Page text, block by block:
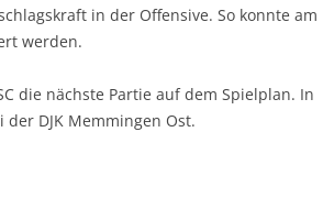
in der Offensive. So konnte am
werden.
die nächste Partie auf dem Spielplan. In
DJK Memmingen Ost.